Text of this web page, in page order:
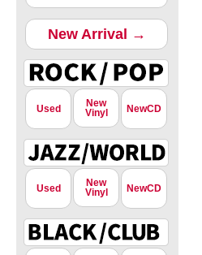
New Arrival →
Used
New
Vinyl
NewCD
Used
New
Vinyl
NewCD